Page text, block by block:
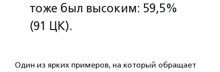
тоже был высоким: 59,5%
(91 ЦК).
Один из ярких примеров, на который обращает